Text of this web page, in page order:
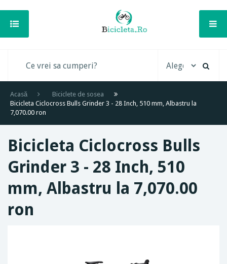
Acasă
Biciclete de sosea
Bicicleta Ciclocross Bulls Grinder 3 - 28 Inch, 510 mm, Albastru la
7,070.00 ron
Bicicleta Ciclocross Bulls
Grinder 3 - 28 Inch, 510
mm, Albastru la 7,070.00
ron